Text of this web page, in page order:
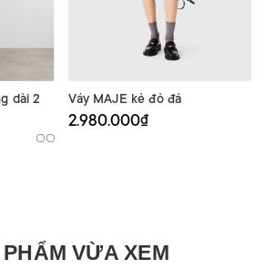
dài 2
Váy MAJE kẻ đỏ đá
2.980.000₫
VỪA XEM